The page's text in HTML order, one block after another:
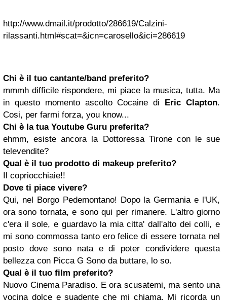
http://www.dmail.it/prodotto/286619/Calzini-
rilassanti.html#scat=&icn=carosello&ici=286619
Chi è il tuo cantante/band preferito?
mmmh difficile rispondere, mi piace la musica, tutta. Ma
in questo momento ascolto Cocaine di Eric Clapton.
Cosi, per farmi forza, you know...
Chi è la tua Youtube Guru preferita?
ehmm, esiste ancora la Dottoressa Tirone con le sue
televendite?
Qual è il tuo prodotto di makeup preferito?
Il copriocchiaie!!
Dove ti piace vivere?
Qui, nel Borgo Pedemontano! Dopo la Germania e l'UK,
ora sono tornata, e sono qui per rimanere. L'altro giorno
c'era il sole, e guardavo la mia citta' dall'alto dei colli, e
mi sono commossa tanto ero felice di essere tornata nel
posto dove sono nata e di poter condividere questa
bellezza con Picca G Sono da buttare, lo so.
Qual è il tuo film preferito?
Nuovo Cinema Paradiso. E ora scusatemi, ma sento una
vocina dolce e suadente che mi chiama. Mi ricorda un